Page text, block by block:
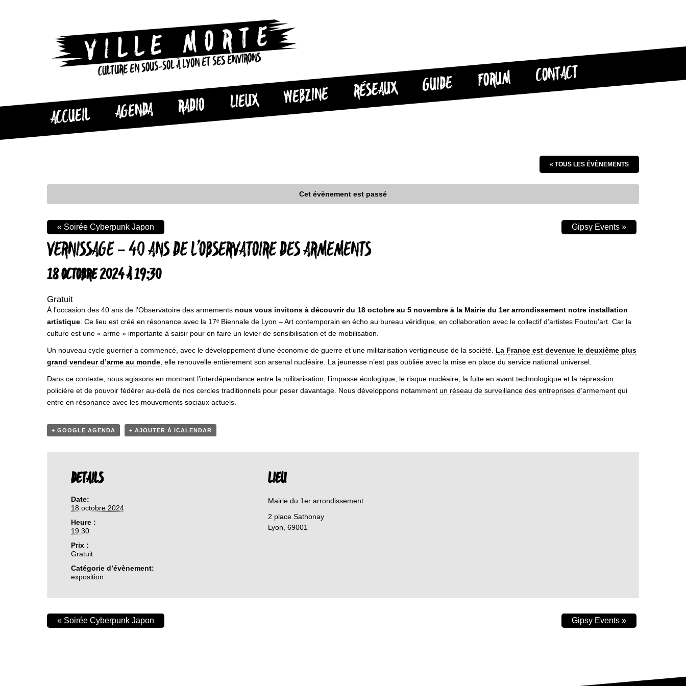
CULTURE EN SOUS-SOL À LYON ET SES ENVIRONS
ACCUEIL AGENDA RADIO LIEUX WEBZINE RÉSEAUX GUIDE FORUM CONTACT
« TOUS LES ÉVÈNEMENTS
Cet évènement est passé
VERNISSAGE – 40 ANS DE L’OBSERVATOIRE DES ARMEMENTS
18 OCTOBRE 2024 À 19:30
Gratuit
« Soirée Cyberpunk Japon Gipsy Events »
À l’occasion des 40 ans de l’Observatoire des armements nous vous invitons à découvrir du 18 octobre au 5 novembre à la Mairie du 1er arrondissement notre installation
artistique . Ce lieu est créé en résonance avec la 17ᵉ Biennale de Lyon – Art contemporain en écho au bureau véridique, en collaboration avec le collectif d’artistes Foutou’art. Car la
culture est une « arme » importante à saisir pour en faire un levier de sensibilisation et de mobilisation.
Un nouveau cycle guerrier a commencé, avec le développement d’une économie de guerre et une militarisation vertigineuse de la société. La France est devenue le deuxième plus
grand vendeur d’arme au monde elle renouvelle entièrement son arsenal nucléaire. La jeunesse n’est pas oubliée avec la mise en place du service national universel.
Dans ce contexte, nous agissons en montrant l’interdépendance entre la militarisation, l’impasse écologique, le risque nucléaire, la fuite en avant technologique et la répression
policière et de pouvoir fédérer au-delà de nos cercles traditionnels pour peser davantage. Nous développons notamment un réseau de surveillance des entreprises d’armement qui
entre en résonance avec les mouvements sociaux actuels.
+ GOOGLE AGENDA + AJOUTER À ICALENDAR
DETAILS
Date:
18 octobre 2024
Heure :
19:30
Prix :
Gratuit
Catégorie d’évènement:
exposition
LIEU
Mairie du 1er arrondissement
2 place Sathonay
Lyon 69001
« Soirée Cyberpunk Japon Gipsy Events »